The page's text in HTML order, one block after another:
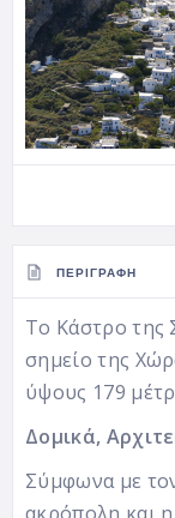
ΠΕΡΙΓΡΑΦΉ
To Κάστρο της
σημείο της
ύψους 179
Δομικά,
Σύμφωνα με